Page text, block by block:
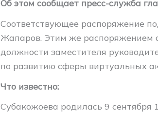
Об этом сообщает пресс-служба
Соответствующее распоряжение
Жапаров. Этим же распоряжением
должности заместителя
по развитию сферы виртуальных
Что известно:
Субакожоева родилась 9